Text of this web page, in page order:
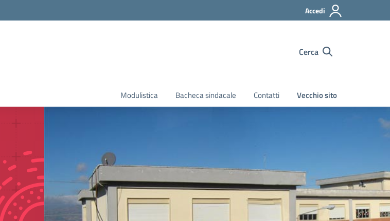
Accedi
Cerca
Modulistica Bacheca sindacale Contatti Vecchio sito